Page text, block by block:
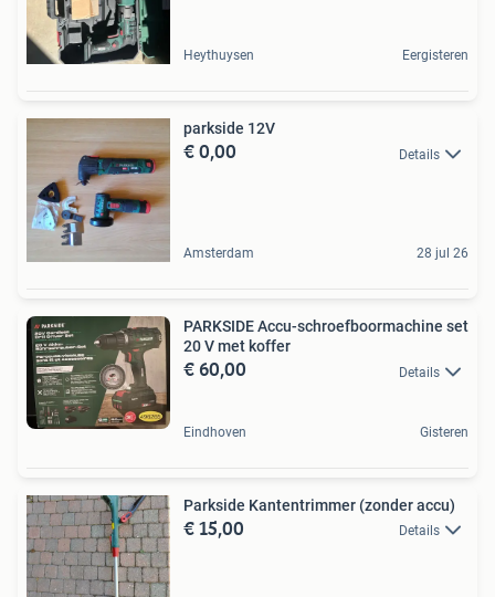
Heythuysen Eergisteren
parkside 12V
€ 0,00 Details
Amsterdam 28 jul 26
PARKSIDE Accu-schroefboormachine set
20 V met koffer
€ 60,00 Details
Eindhoven Gisteren
Parkside Kantentrimmer (zonder accu)
€ 15,00 Details